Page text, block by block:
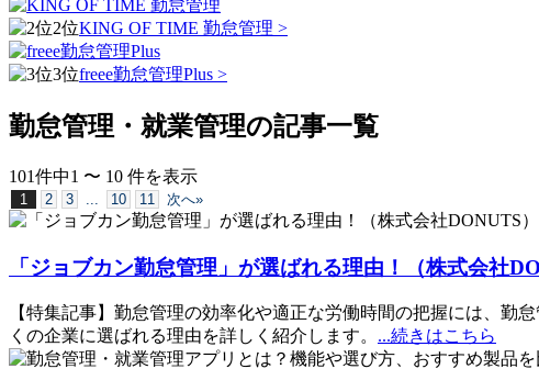
2位KING OF TIME 勤怠管理 >
3位freee勤怠管理Plus >
勤怠管理・就業管理の記事一覧
101件中1 〜 10 件を表示
1 2 3 ... 10 11 次へ»
「ジョブカン勤怠管理」が選ばれる理由！（株式会社
【特集記事】勤怠管理の効率化や適正な労働時間の把握には、
くの企業に選ばれる理由を詳しく紹介します。 ...続きはこちら